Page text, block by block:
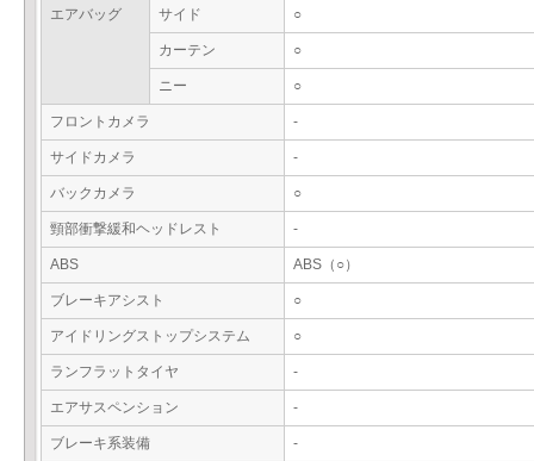
エアバッグ サイド ○
カーテン ○
ニー ○
フロントカメラ -
サイドカメラ -
バックカメラ ○
頸部衝撃緩和ヘッドレスト -
ABS ABS（○）
ブレーキアシスト ○
アイドリングストップシステム ○
ランフラットタイヤ -
エアサスペンション -
ブレーキ系装備 -